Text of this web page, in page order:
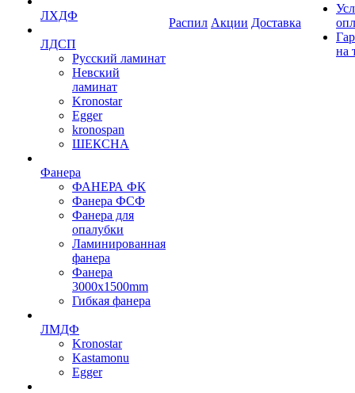
ЛХДФ
ЛДСП
Русский ламинат
Невский
ламинат
Kronostar
Egger
kronospan
ШЕКСНА
Фанера
ФАНЕРА ФК
Фанера ФСФ
Фанера для
опалубки
Ламинированная
фанера
Фанера
3000х1500mm
Гибкая фанера
ЛМДФ
Kronostar
Kastamonu
Egger
Распил Акции Доставка
на